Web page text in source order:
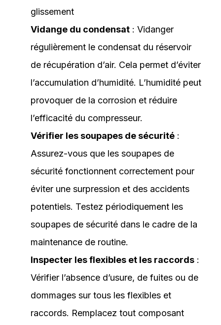
glissement
Vidange du condensat: Vidanger
régulièrement le condensat du réservoir
de récupération d’air. Cela permet d’éviter
l’accumulation d’humidité. L’humidité peut
provoquer de la corrosion et réduire
l’efficacité du compresseur.
Vérifier les soupapes de sécurité:
Assurez-vous que les soupapes de
sécurité fonctionnent correctement pour
éviter une surpression et des accidents
potentiels. Testez périodiquement les
soupapes de sécurité dans le cadre de la
maintenance de routine.
Inspecter les flexibles et les raccords:
Vérifier l’absence d’usure, de fuites ou de
dommages sur tous les flexibles et
raccords. Remplacez tout composant